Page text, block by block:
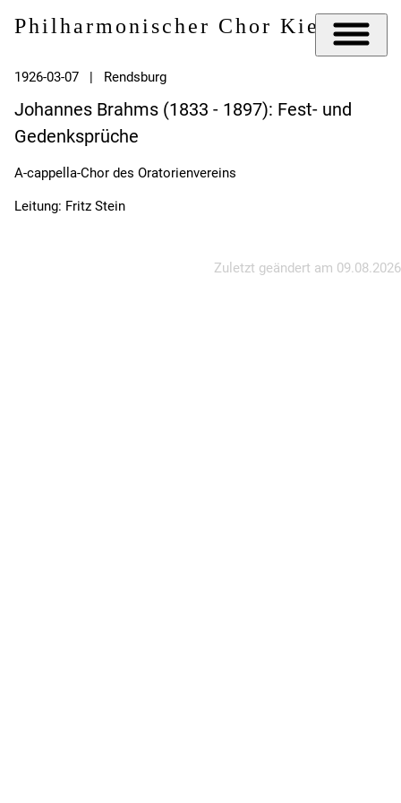
Philharmonischer Chor Kiel e.V.
1926-03-07 | Rendsburg
Johannes Brahms (1833 - 1897): Fest- und
Gedenksprüche
A-cappella-Chor des Oratorienvereins
Leitung: Fritz Stein
Zuletzt geändert am 09.08.2026